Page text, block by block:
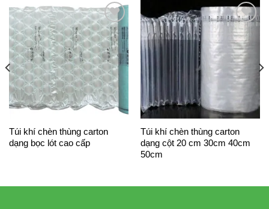
Add to
Wishlist
Túi khí chèn thùng carton
dạng bọc lót cao cấp
Add to
Wishlist
Túi khí chèn thùng carton
dạng cột 20 cm 30cm 40cm
50cm